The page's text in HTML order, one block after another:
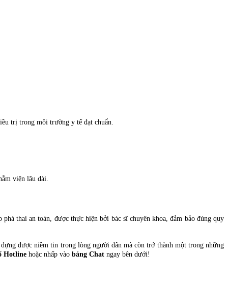
trị trong môi trường y tế đạt chuẩn.
viện lâu dài.
phá thai an toàn, được thực hiện bởi bác sĩ chuyên khoa, đảm bảo đúng quy
được niềm tin trong lòng người dân mà còn trở thành một trong những
Hotline hoặc nhấp vào bảng Chat ngay bên dưới!